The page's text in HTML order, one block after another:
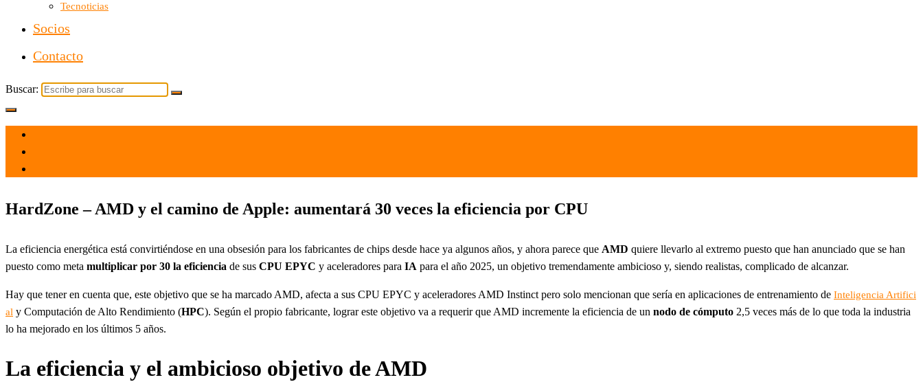
Tecnoticias
Socios
Contacto
Buscar:
HardZone – AMD y el camino de Apple: aumentará 30 veces la eficiencia por CPU
La eficiencia energética está convirtiéndose en una obsesión para los fabricantes de chips desde hace ya algunos años, y ahora parece que AMD quiere llevarlo al extremo puesto que han anunciado que se han
puesto como meta multiplicar por 30 la eficiencia de sus CPU EPYC y aceleradores para IA para el año 2025, un objetivo tremendamente ambicioso y, siendo realistas, complicado de alcanzar.
Hay que tener en cuenta que, este objetivo que se ha marcado AMD, afecta a sus CPU EPYC y aceleradores AMD Instinct pero solo mencionan que sería en aplicaciones de entrenamiento de Inteligencia Artifici
al y Computación de Alto Rendimiento (HPC). Según el propio fabricante, lograr este objetivo va a requerir que AMD incremente la eficiencia de un nodo de cómputo 2,5 veces más de lo que toda la industria
lo ha mejorado en los últimos 5 años.
La eficiencia y el ambicioso objetivo de AMD